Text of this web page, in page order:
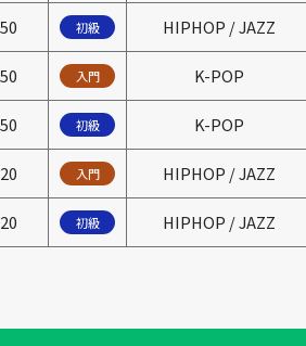
初級 HIPHOP / JAZZ
入門 K-POP
初級 K-POP
入門 HIPHOP / JAZZ
初級 HIPHOP / JAZZ